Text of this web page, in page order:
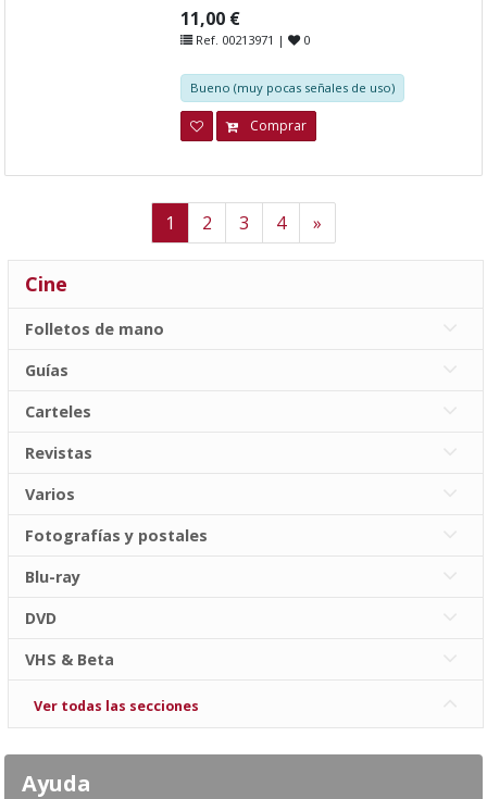
11,00 €
Ref. 00213971 | 0
Bueno (muy pocas señales de uso)
Comprar
1 2 3 4 »
Cine
Folletos de mano
Guías
Carteles
Revistas
Varios
Fotografías y postales
Blu-ray
DVD
VHS & Beta
Ver todas las secciones
Ayuda